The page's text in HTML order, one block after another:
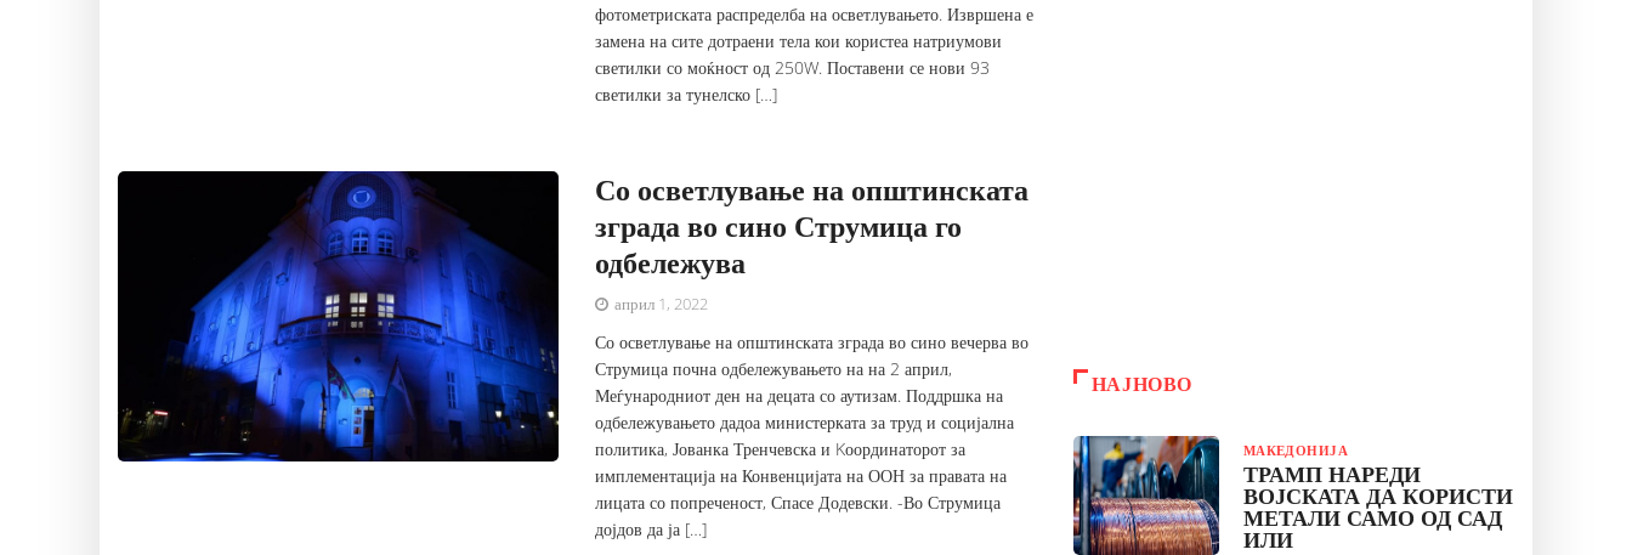
фотометриската распределба на осветлувањето. Извршена е
замена на сите дотраени тела кои користеа натриумови
светилки со моќност од 250W. Поставени се нови 93
светилки за тунелско […]
Со осветлување на општинската
зграда во сино Струмица го
одбележува
април 1, 2022
Со осветлување на општинската зграда во сино вечерва во
Струмица почна одбележувањето на на 2 април,
Меѓународниот ден на децата со аутизам. Поддршка на
одбележувањето дадоа министерката за труд и социјална
политика, Јованка Тренчевска и Kоординаторот за
имплементација на Конвенцијата на ООН за правата на
лицата со попреченост, Спасе Додевски. -Во Струмица
дојдов да ја […]
НАЈНОВО
МАКЕДОНИЈА
ТРАМП НАРЕДИ
ВОЈСКАТА ДА КОРИСТИ
МЕТАЛИ САМО ОД САД
ИЛИ